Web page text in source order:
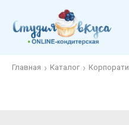
Главная Каталог